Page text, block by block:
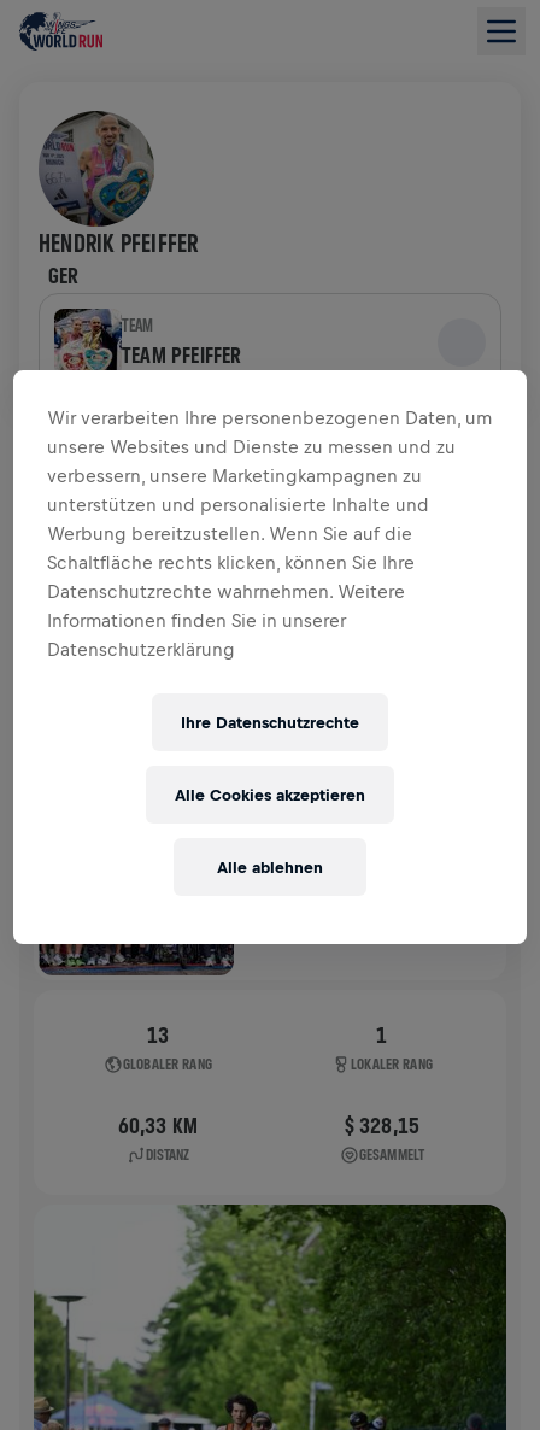
HENDRIK PFEIFFER
GER
TEAM
TEAM PFEIFFER
SPENDENÜBERSICHT
$ 0,00 GESAMMELT VON $ 0,00 ZIEL
SPENDENAKTION SPENDEN
Deine Spende macht den Unterschied! 100 % davon
fließen in die Rückenmarksforschung.
10. Mai 2026
13
GLOBALER RANG
1
LOKALER RANG
60,33 KM
DISTANZ
$ 328,15
GESAMMELT
Wir verarbeiten Ihre personenbezogenen Daten, um
unsere Websites und Dienste zu messen und zu
verbessern, unsere Marketingkampagnen zu
unterstützen und personalisierte Inhalte und
Werbung bereitzustellen. Wenn Sie auf die
Schaltfläche rechts klicken, können Sie Ihre
Datenschutzrechte wahrnehmen. Weitere
Informationen finden Sie in unserer
Datenschutzerklärung
Ihre Datenschutzrechte
Alle ablehnen
Alle Cookies akzeptieren